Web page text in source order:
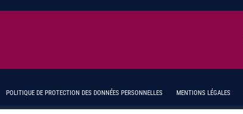
POLITIQUE DE PROTECTION DES DONNÉES PERSONNELLES MENTIONS LÉGALES